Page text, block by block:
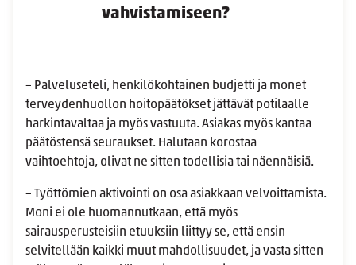
vahvistamiseen?
– Palveluseteli, henkilökohtainen budjetti ja monet
terveydenhuollon hoitopäätökset jättävät potilaalle
harkintavaltaa ja myös vastuuta. Asiakas myös kantaa
päätöstensä seuraukset. Halutaan korostaa
vaihtoehtoja, olivat ne sitten todellisia tai näennäisiä.
– Työttömien aktivointi on osa asiakkaan velvoittamista.
Moni ei ole huomannutkaan, että myös
sairausperusteisiin etuuksiin liittyy se, että ensin
selvitellään kaikki muut mahdollisuudet, ja vasta sitten